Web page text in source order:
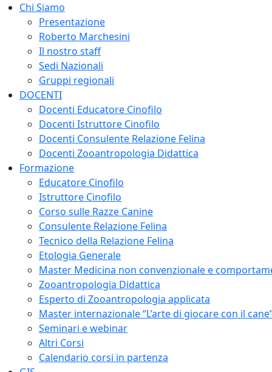
Chi Siamo
Presentazione
Roberto Marchesini
Il nostro staff
Sedi Nazionali
Gruppi regionali
DOCENTI
Docenti Educatore Cinofilo
Docenti Istruttore Cinofilo
Docenti Consulente Relazione Felina
Docenti Zooantropologia Didattica
Formazione
Educatore Cinofilo
Istruttore Cinofilo
Corso sulle Razze Canine
Consulente Relazione Felina
Tecnico della Relazione Felina
Etologia Generale
Master Medicina non convenzionale e
Zooantropologia Didattica
Esperto di Zooantropologia applicata
Master internazionale “L’arte di giocare con il
Seminari e webinar
Altri Corsi
Calendario corsi in partenza